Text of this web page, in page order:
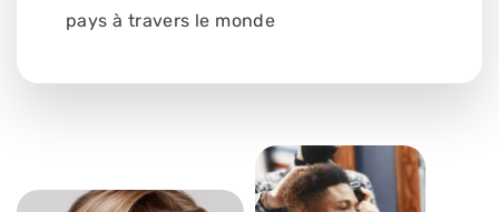
pays à travers le monde